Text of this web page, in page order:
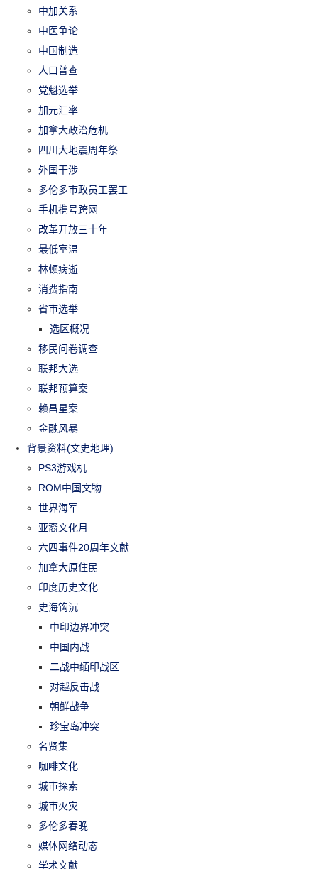
中加关系
中医争论
中国制造
人口普查
党魁选举
加元汇率
加拿大政治危机
四川大地震周年祭
外国干涉
多伦多市政员工罢工
手机携号跨网
改革开放三十年
最低室温
林顿病逝
消费指南
省市选举
选区概况
移民问卷调查
联邦大选
联邦预算案
赖昌星案
金融风暴
背景资料(文史地理)
PS3游戏机
ROM中国文物
世界海军
亚裔文化月
六四事件20周年文献
加拿大原住民
印度历史文化
史海钩沉
中印边界冲突
中国内战
二战中缅印战区
对越反击战
朝鲜战争
珍宝岛冲突
名贤集
咖啡文化
城市探索
城市火灾
多伦多春晚
媒体网络动态
学术文献